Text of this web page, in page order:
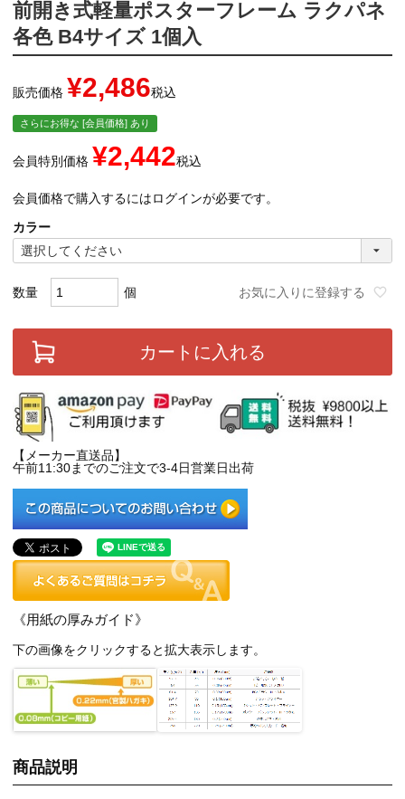
前開き式軽量ポスターフレーム ラクパネ
各色 B4サイズ 1個入
販売価格 ¥2,486税込
さらにお得な [会員価格] あり
会員特別価格 ¥2,442税込
会員価格で購入するにはログインが必要です。
カラー
お気に入りに登録する
カートに入れる
【メーカー直送品】
午前11:30までのご注文で3-4日営業日出荷
《用紙の厚みガイド》
下の画像をクリックすると拡大表示します。
商品説明